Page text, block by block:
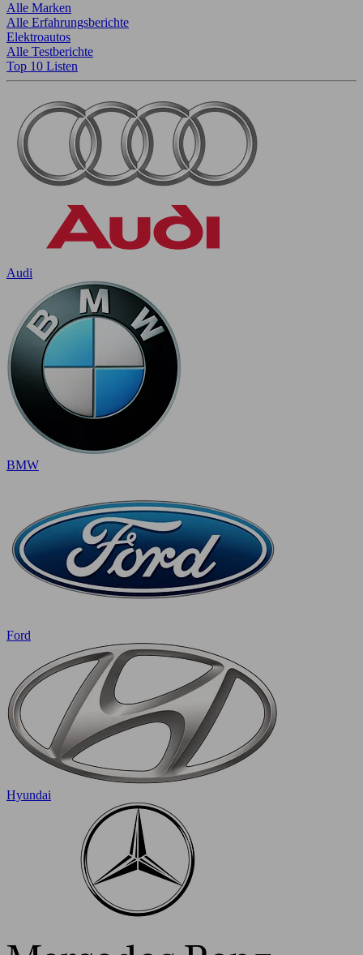
Alle Marken
Alle Erfahrungsberichte
Elektroautos
Alle Testberichte
Top 10 Listen
Audi
BMW
Ford
Hyundai